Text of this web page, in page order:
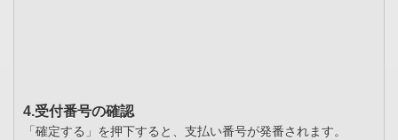
4.受付番号の確認
「確定する」を押下すると、支払い番号が発番されます。